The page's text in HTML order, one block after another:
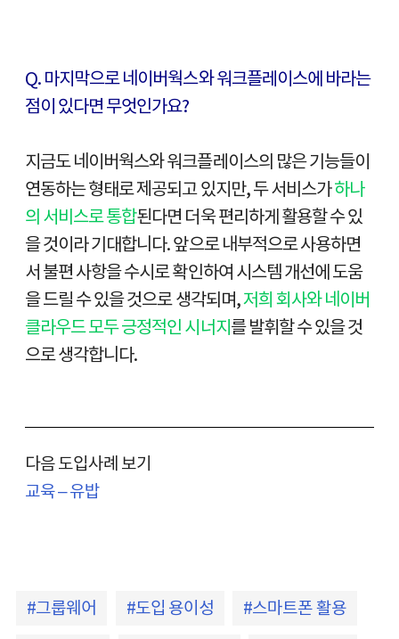
Q. 마지막으로 네이버웍스와 워크플레이스에 바라는
점이 있다면 무엇인가요?
지금도 네이버웍스와 워크플레이스의 많은 기능들이
연동하는 형태로 제공되고 있지만, 두 서비스가하나
의 서비스로 통합된다면 더욱 편리하게 활용할 수 있
을 것이라 기대합니다. 앞으로 내부적으로 사용하면
서 불편 사항을 수시로 확인하여 시스템 개선에 도움
을 드릴 수 있을 것으로 생각되며,저희 회사와 네이버
클라우드 모두 긍정적인 시너지를 발휘할 수 있을 것
으로 생각합니다.
다음 도입사례 보기
교육 – 유밥
그룹웨어 도입 용이성 스마트폰 활용